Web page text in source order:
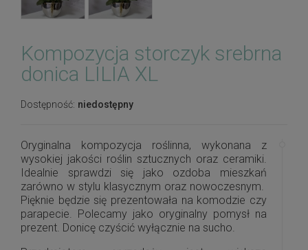
Kompozycja storczyk srebrna
donica LILIA XL
Dostępność: niedostępny
Oryginalna kompozycja roślinna, wykonana z
wysokiej jakości roślin sztucznych oraz ceramiki.
Idealnie sprawdzi się jako ozdoba mieszkań
zarówno w stylu klasycznym oraz nowoczesnym.
Pięknie będzie się prezentowała na komodzie czy
parapecie. Polecamy jako oryginalny pomysł na
prezent. Donicę czyścić wyłącznie na sucho.